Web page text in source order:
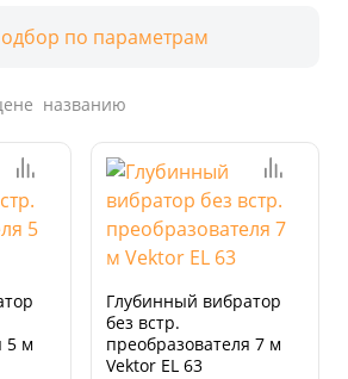
по параметрам
названию
5 м
Глубинный вибратор
без встр.
преобразователя 7 м
Vektor EL 63